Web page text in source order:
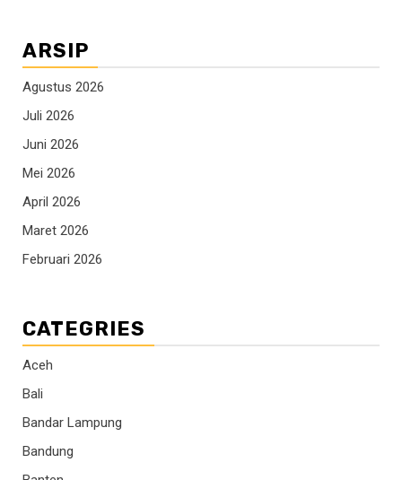
ARSIP
Agustus 2026
Juli 2026
Juni 2026
Mei 2026
April 2026
Maret 2026
Februari 2026
CATEGRIES
Aceh
Bali
Bandar Lampung
Bandung